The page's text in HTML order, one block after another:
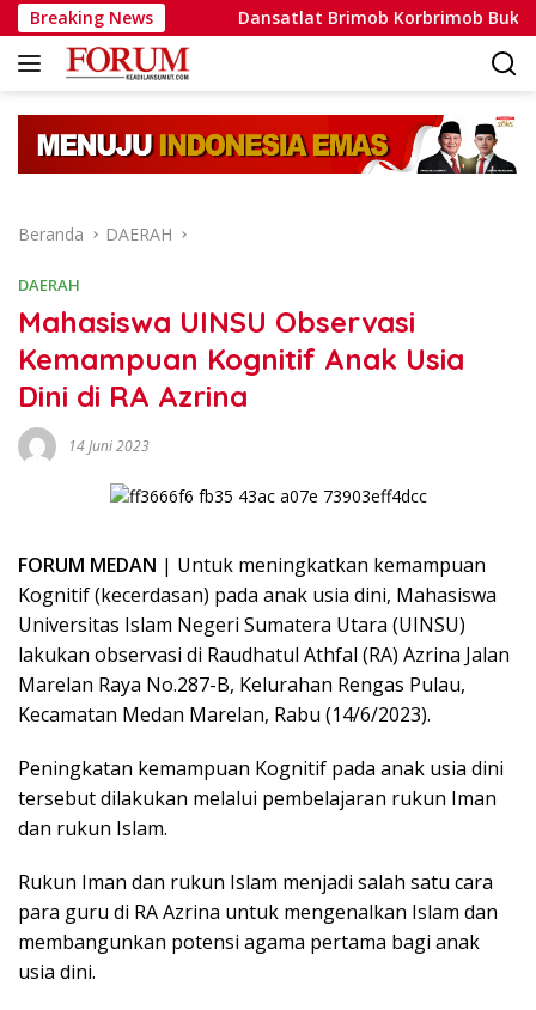
Langsung
ke
konten
Breaking News
Nyata Dansatlat Brimob Korbrimob Buka
Beranda DAERAH
DAERAH
Mahasiswa UINSU Observasi
Kemampuan Kognitif Anak Usia
Dini di RA Azrina
14 Juni 2023
FORUM MEDAN | Untuk meningkatkan kemampuan
Kognitif (kecerdasan) pada anak usia dini, Mahasiswa
Universitas Islam Negeri Sumatera Utara (UINSU)
lakukan observasi di Raudhatul Athfal (RA) Azrina Jalan
Marelan Raya No.287-B, Kelurahan Rengas Pulau,
Kecamatan Medan Marelan, Rabu (14/6/2023).
Peningkatan kemampuan Kognitif pada anak usia dini
tersebut dilakukan melalui pembelajaran rukun Iman
dan rukun Islam.
Rukun Iman dan rukun Islam menjadi salah satu cara
para guru di RA Azrina untuk mengenalkan Islam dan
membangunkan potensi agama pertama bagi anak
usia dini.